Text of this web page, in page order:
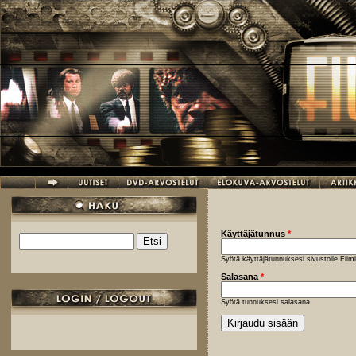
Hyppää pääsisältöön
Hakulomake
Käyttäjätunnus *
Syötä käyttäjätunnuksesi sivustolle
Salasana *
Syötä tunnuksesi salasana.